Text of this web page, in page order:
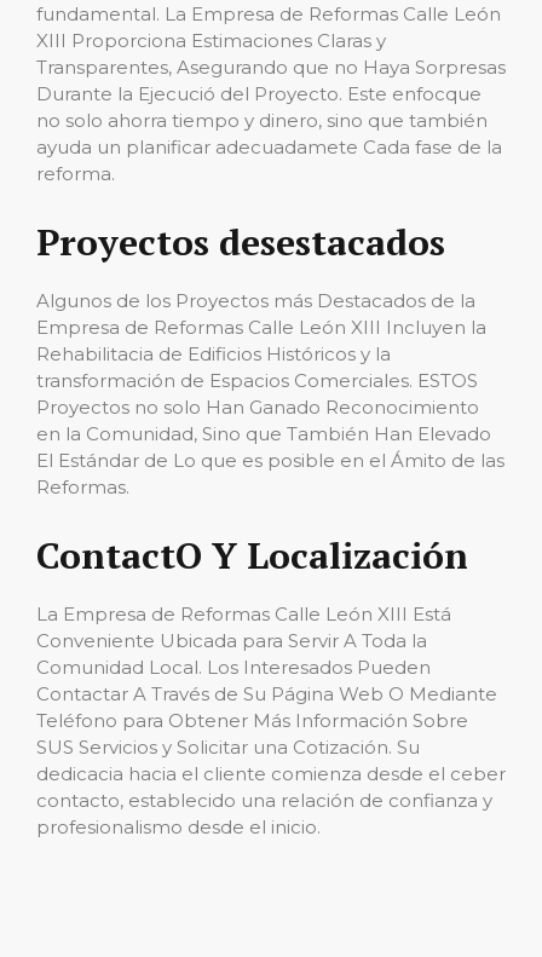
fundamental. La Empresa de Reformas Calle León
XIII Proporciona Estimaciones Claras y
Transparentes, Asegurando que no Haya Sorpresas
Durante la Ejecució del Proyecto. Este enfocque
no solo ahorra tiempo y dinero, sino que también
ayuda un planificar adecuadamete Cada fase de la
reforma.
Proyectos desestacados
Algunos de los Proyectos más Destacados de la
Empresa de Reformas Calle León XIII Incluyen la
Rehabilitacia de Edificios Históricos y la
transformación de Espacios Comerciales. ESTOS
Proyectos no solo Han Ganado Reconocimiento
en la Comunidad, Sino que También Han Elevado
El Estándar de Lo que es posible en el Ámito de las
Reformas.
ContactO Y Localización
La Empresa de Reformas Calle León XIII Está
Conveniente Ubicada para Servir A Toda la
Comunidad Local. Los Interesados ​​Pueden
Contactar A Través de Su Página Web O Mediante
Teléfono para Obtener Más Información Sobre
SUS Servicios y Solicitar una Cotización. Su
dedicacia hacia el cliente comienza desde el ceber
contacto, establecido una relación de confianza y
profesionalismo desde el inicio.